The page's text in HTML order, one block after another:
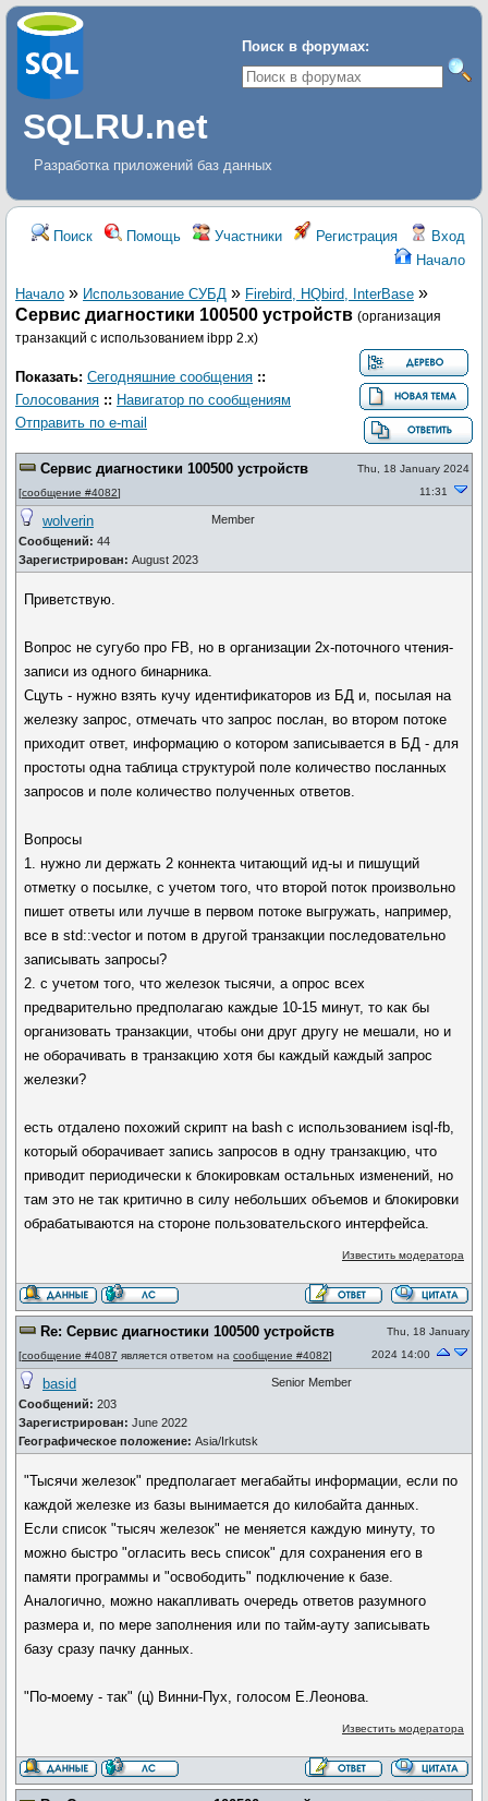
Поиск в форумах:
SQLRU.net
Разработка приложений баз данных
Поиск Помощь Участники Регистрация
Вход
Начало
Начало » Использование СУБД » Firebird, HQbird, InterBase »
Сервис диагностики 100500 устройств (организация
транзакций с использованием ibpp 2.x)
Показать: Сегодняшние сообщения ::
Голосования :: Навигатор по сообщениям
Отправить по e-mail
Сервис диагностики 100500 устройств
[сообщение #4082]
Thu, 18 January 2024
11:31
wolverin
Сообщений: 44
Зарегистрирован: August 2023
Member
Приветствую.
Вопрос не сугубо про FB, но в организации 2х-поточного чтения-
записи из одного бинарника.
Сцуть - нужно взять кучу идентификаторов из БД и, посылая на
железку запрос, отмечать что запрос послан, во втором потоке
приходит ответ, информацию о котором записывается в БД - для
простоты одна таблица структурой поле количество посланных
запросов и поле количество полученных ответов.
Вопросы
1. нужно ли держать 2 коннекта читающий ид-ы и пишущий
отметку о посылке, с учетом того, что второй поток произвольно
пишет ответы или лучше в первом потоке выгружать, например,
все в std::vector и потом в другой транзакции последовательно
записывать запросы?
2. с учетом того, что железок тысячи, а опрос всех
предварительно предполагаю каждые 10-15 минут, то как бы
организовать транзакции, чтобы они друг другу не мешали, но и
не оборачивать в транзакцию хотя бы каждый каждый запрос
железки?
есть отдалено похожий скрипт на bash с использованием isql-fb,
который оборачивает запись запросов в одну транзакцию, что
приводит периодически к блокировкам остальных изменений, но
там это не так критично в силу небольших объемов и блокировки
обрабатываются на стороне пользовательского интерфейса.
Известить модератора
Re: Сервис диагностики 100500 устройств
[сообщение #4087 является ответом на сообщение #4082]
Thu, 18 January
2024 14:00
basid
Сообщений: 203
Зарегистрирован: June 2022
Географическое положение: Asia/Irkutsk
Senior Member
"Тысячи железок" предполагает мегабайты информации, если по
каждой железке из базы вынимается до килобайта данных.
Если список "тысяч железок" не меняется каждую минуту, то
можно быстро "огласить весь список" для сохранения его в
памяти программы и "освободить" подключение к базе.
Аналогично, можно накапливать очередь ответов разумного
размера и, по мере заполнения или по тайм-ауту записывать
базу сразу пачку данных.
"По-моему - так" (ц) Винни-Пух, голосом Е.Леонова.
Известить модератора